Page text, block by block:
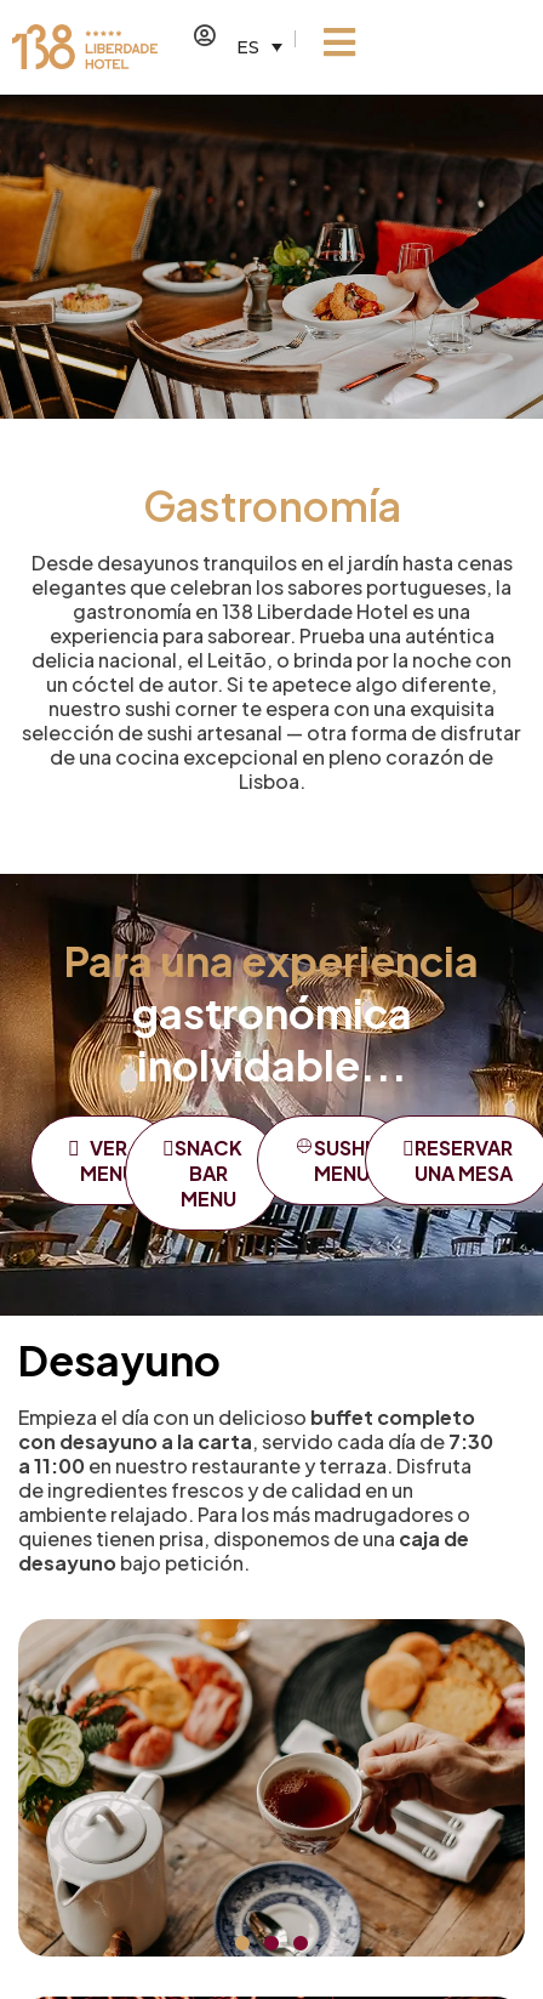
ES
Gastronomía
Desde desayunos tranquilos en el jardín hasta cenas
elegantes que celebran los sabores portugueses, la
gastronomía en 138 Liberdade Hotel es una
experiencia para saborear. Prueba una auténtica
delicia nacional, el Leitão, o brinda por la noche con
un cóctel de autor. Si te apetece algo diferente,
nuestro sushi corner te espera con una exquisita
selección de sushi artesanal — otra forma de disfrutar
de una cocina excepcional en pleno corazón de
Lisboa.
Para una experiencia
gastronómica
inolvidable...
VER
MENÚ
SNACK
BAR
MENU
SUSHI
MENU
RESERVAR
UNA MESA
Desayuno
Empieza el día con un delicioso buffet completo
con desayuno a la carta, servido cada día de7:30
a 11:00en nuestro restaurante y terraza. Disfruta
de ingredientes frescos y de calidad en un
ambiente relajado. Para los más madrugadores o
quienes tienen prisa, disponemos de una caja de
desayunobajo petición.